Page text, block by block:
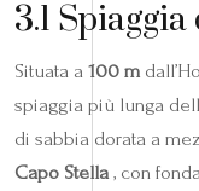
3.1
Situata a 100 m
spiaggia più lunga
di sabbia dorata a
Capo Stella, con